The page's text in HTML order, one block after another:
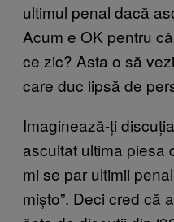
ultimul penal dacă
Acum e OK pentru
ce zic? Asta o să
care duc lipsă de
Imaginează-ți
ascultat ultima piesa
mi se par ultimii
mișto”. Deci cred că